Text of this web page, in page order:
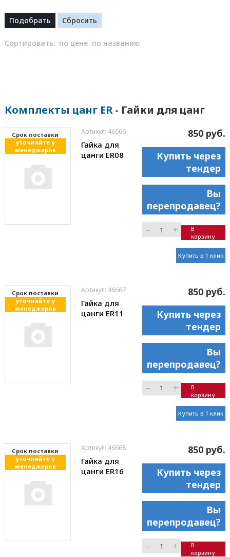
Сортировать: по цене по названию
Комплекты цанг ER- Гайки для цанг
Cрок поставки
уточняйте у
менеджеров
Артикул: 46666
Гайка для
цанги ER08
850 руб.
Купить через
тендер
Вы
перепродавец?
– +
В
корзину
Купить в 1 клик
Cрок поставки
уточняйте у
менеджеров
Артикул: 46667
Гайка для
цанги ER11
850 руб.
Купить через
тендер
Вы
перепродавец?
– +
В
корзину
Купить в 1 клик
Cрок поставки
уточняйте у
менеджеров
Артикул: 46668
Гайка для
цанги ER16
850 руб.
Купить через
тендер
Вы
перепродавец?
– +
В
корзину